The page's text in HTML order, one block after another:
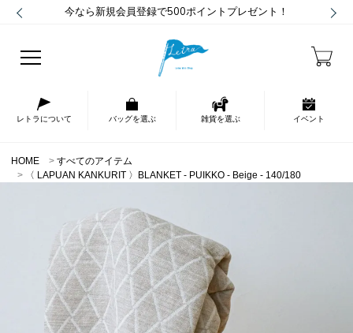
今なら新規会員登録で500ポイントプレゼント！
レトラについて バッグを選ぶ 雑貨を選ぶ イベント
HOME
すべてのアイテム
〈 LAPUAN KANKURIT 〉BLANKET - PUIKKO - Beige - 140/180